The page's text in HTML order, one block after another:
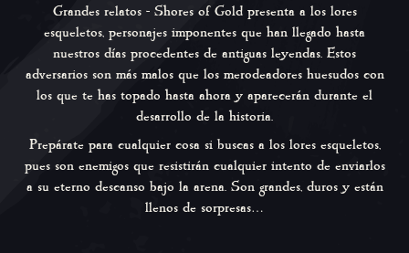
Grandes relatos - Shores of Goldpresenta a los lores
esqueletos, personajes imponentes que han llegado hasta
nuestros días procedentes de antiguas leyendas. Estos
adversarios son más malos que los merodeadores huesudos con
los que te has topado hasta ahora y aparecerán durante el
desarrollo de la historia.
Prepárate para cualquier cosa si buscas a los lores esqueletos,
pues son enemigos que resistirán cualquier intento de enviarlos
a su eterno descanso bajo la arena. Son grandes, duros y están
llenos de sorpresas…